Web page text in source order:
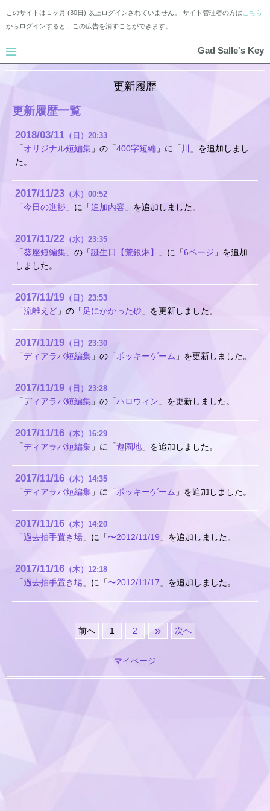
このサイトは１ヶ月 (30日) 以上ログインされていません。 サイト管理者の方は こちら
からログインすると、この広告を消すことができます。
Gad Salle's Key
更新履歴
更新履歴一覧
2018 03 11 （日） 20:33
「オリジナル短編集 」の「400字短編 」に「 川
」を追加しまし
た。
2017 11 23 （木） 00:52
「今日の進捗 」に「追加内容 」を追加しました。
2017 11 22 （水） 23:35
「葵座短編集 」の「誕生日【荒銀淋】 」に「6ページ 」を追加
しました。
2017 11 19 （日） 23:53
「流離えど 」の「 足にかかった砂 」を更新しました。
2017 11 19 （日） 23:30
「ディアラバ短編集 」の「ポッキーゲーム 」を更新しました。
2017 11 19 （日） 23:28
「ディアラバ短編集 」の「ハロウィン 」を更新しました。
2017 11 16 （木） 16:29
「ディアラバ短編集 」に「遊園地 」を追加しました。
2017 11 16 （木） 14:35
「ディアラバ短編集 」に「ポッキーゲーム 」を追加しました。
2017 11 16 （木） 14:20
「過去拍手置き場 」に「〜2012/11/19 」を追加しました。
2017 11 16 （木） 12:18
「過去拍手置き場 」に「〜2012/11/17 」を追加しました。
前へ 1 2 » 次へ
マイページ